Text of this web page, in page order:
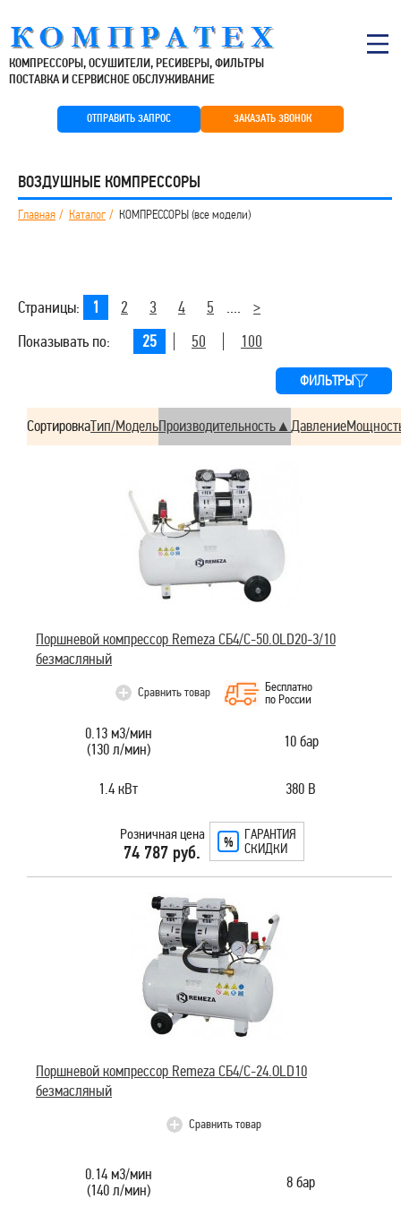
КОМПРЕССОРЫ, ОСУШИТЕЛИ, РЕСИВЕРЫ, ФИЛЬТРЫ
ПОСТАВКА И СЕРВИСНОЕ ОБСЛУЖИВАНИЕ
ОТПРАВИТЬ ЗАПРОС ЗАКАЗАТЬ ЗВОНОК
ВОЗДУШНЫЕ КОМПРЕССОРЫ
Главная Каталог КОМПРЕССОРЫ (все модели)
Страницы: 1 2 3 4 5 ....
>
Показывать по:
25 50 100
ФИЛЬТРЫ
СортировкаТип/МодельПроизводительность Давление
Поршневой компрессор Remeza СБ4/C-50.OLD20-3/10
безмасляный
Сравнить товар
Бесплатно
по России
0.13 м3/мин
(130 л/мин)
10 бар
1.4 кВт 380 В
Розничная цена
74 787 руб.
ГАРАНТИЯ
СКИДКИ
Поршневой компрессор Remeza СБ4/C-24.OLD10
безмасляный
Сравнить товар
0.14 м3/мин
(140 л/мин)
8 бар